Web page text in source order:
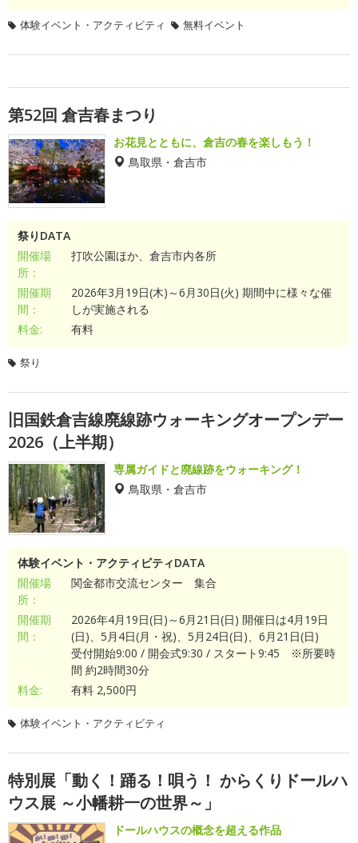
体験イベント・アクティビティ 無料イベント
第52回 倉吉春まつり
お花見とともに、倉吉の春を楽しもう！
鳥取県・倉吉市
祭りDATA
開催場
所：
打吹公園ほか、倉吉市内各所
開催期
間：
2026年3月19日(木)～6月30日(火) 期間中に様々な催
しが実施される
料金:
有料
祭り
旧国鉄倉吉線廃線跡ウォーキングオープンデー
2026（上半期）
専属ガイドと廃線跡をウォーキング！
鳥取県・倉吉市
体験イベント・アクティビティDATA
開催場
所：
関金都市交流センター 集合
開催期
間：
2026年4月19日(日)～6月21日(日) 開催日は4月19日
(日)、5月4日(月・祝)、5月24日(日)、6月21日(日)
受付開始9:00 / 開会式9:30 / スタート9:45 ※所要時
間 約2時間30分
料金:
有料 2,500円
体験イベント・アクティビティ
特別展「動く！踊る！唄う！ からくりドールハ
ウス展 ～小幡耕一の世界～」
ドールハウスの概念を超える作品